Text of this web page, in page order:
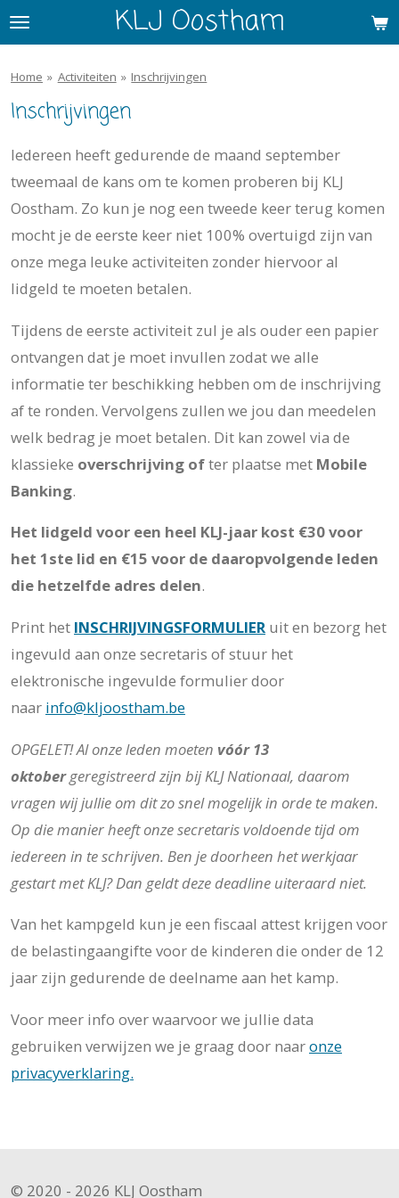
Ga
direct
naar
de
hoofdinhoud
KLJ Oostham
Home » Activiteiten » Inschrijvingen
Inschrijvingen
Iedereen heeft gedurende de maand september
tweemaal de kans om te komen proberen bij KLJ
Oostham. Zo kun je nog een tweede keer terug komen
mocht je de eerste keer niet 100% overtuigd zijn van
onze mega leuke activiteiten zonder hiervoor al
lidgeld te moeten betalen.
Tijdens de eerste activiteit zul je als ouder een papier
ontvangen dat je moet invullen zodat we alle
informatie ter beschikking hebben om de inschrijving
af te ronden. Vervolgens zullen we jou dan meedelen
welk bedrag je moet betalen. Dit kan zowel via de
klassieke overschrijving ofter plaatse met Mobile
Banking.
Het lidgeld voor een heel KLJ-jaar kost €30 voor
het 1ste lid en €15 voor de daaropvolgende leden
die hetzelfde adres delen.
Print het INSCHRIJVINGSFORMULIER uit en bezorg het
ingevuld aan onze secretaris of stuur het
elektronische ingevulde formulier door
naar info@kljoostham.be
OPGELET! Al onze leden moeten vóór 13
oktobergeregistreerd zijn bij KLJ Nationaal, daarom
vragen wij jullie om dit zo snel mogelijk in orde te maken.
Op die manier heeft onze secretaris voldoende tijd om
iedereen in te schrijven. Ben je doorheen het werkjaar
gestart met KLJ? Dan geldt deze deadline uiteraard niet.
Van het kampgeld kun je een fiscaal attest krijgen voor
de belastingaangifte voor de kinderen die onder de 12
jaar zijn gedurende de deelname aan het kamp.
Voor meer info over waarvoor we jullie data
gebruiken verwijzen we je graag door naaronze
privacyverklaring.
© 2020 - 2026 KLJ Oostham